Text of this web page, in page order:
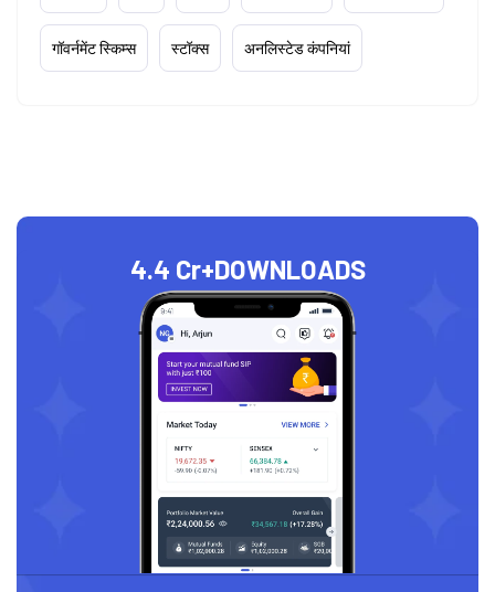
गॉवर्नमेंट स्किम्स स्टॉक्स अनलिस्टेड कंपनियां
4.4 Cr+DOWNLOADS